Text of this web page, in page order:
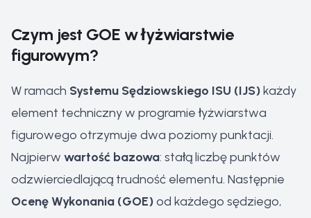
Czym jest GOE w łyżwiarstwie
figurowym?
W ramach Systemu Sędziowskiego ISU (IJS)każdy
element techniczny w programie łyżwiarstwa
figurowego otrzymuje dwa poziomy punktacji.
Najpierw wartość bazowa: stałą liczbę punktów
odzwierciedlającą trudność elementu. Następnie
Ocenę Wykonania (GOE)od każdego sędziego,